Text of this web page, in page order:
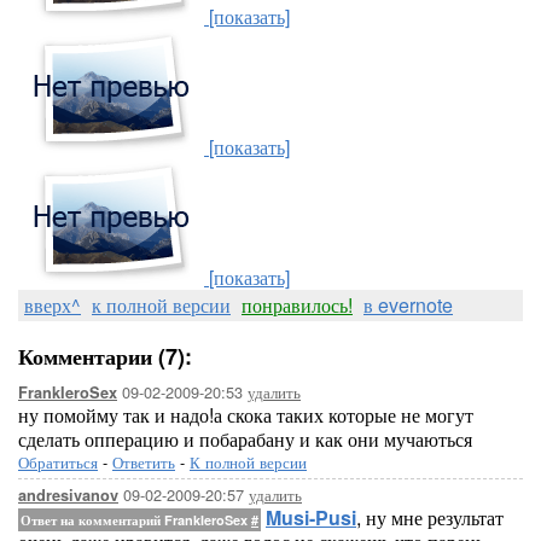
[показать]
[показать]
[показать]
вверх^ к полной версии понравилось! в evernote
Комментарии (7):
FrankIeroSex 09-02-2009-20:53 удалить
ну помойму так и надо!а скока таких которые не могут
сделать опперацию и побарабану и как они мучаються
Обратиться - Ответить - К полной версии
andresivanov 09-02-2009-20:57 удалить
Ответ на комментарий FrankIeroSex # Musi-Pusi, ну мне результат